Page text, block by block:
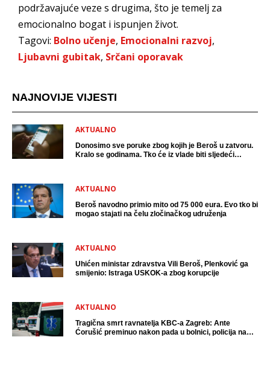
podržavajuće veze s drugima, što je temelj za
emocionalno bogat i ispunjen život.
Tagovi: Bolno učenje, Emocionalni razvoj,
Ljubavni gubitak, Srčani oporavak
NAJNOVIJE VIJESTI
AKTUALNO
Donosimo sve poruke zbog kojih je Beroš u zatvoru.
Kralo se godinama. Tko će iz vlade biti sljedeći
AKTUALNO
Beroš navodno primio mito od 75 000 eura. Evo tko bi
mogao stajati na čelu zločinačkog udruženja
AKTUALNO
Uhićen ministar zdravstva Vili Beroš, Plenković ga
smijenio: Istraga USKOK-a zbog korupcije
AKTUALNO
Tragična smrt ravnatelja KBC-a Zagreb: Ante
Ćorušić preminuo nakon pada u bolnici, policija na